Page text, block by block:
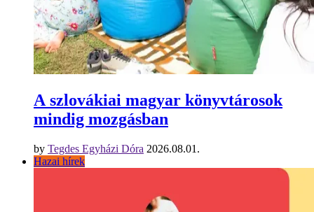
A szlovákiai magyar könyvtárosok
mindig mozgásban
by Tegdes Egyházi Dóra 2026.08.01.
Hazai hírek